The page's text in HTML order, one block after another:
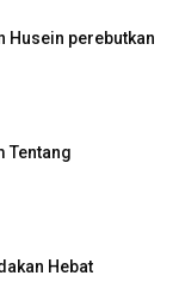
Husein perebutkan
Tentang
Hebat